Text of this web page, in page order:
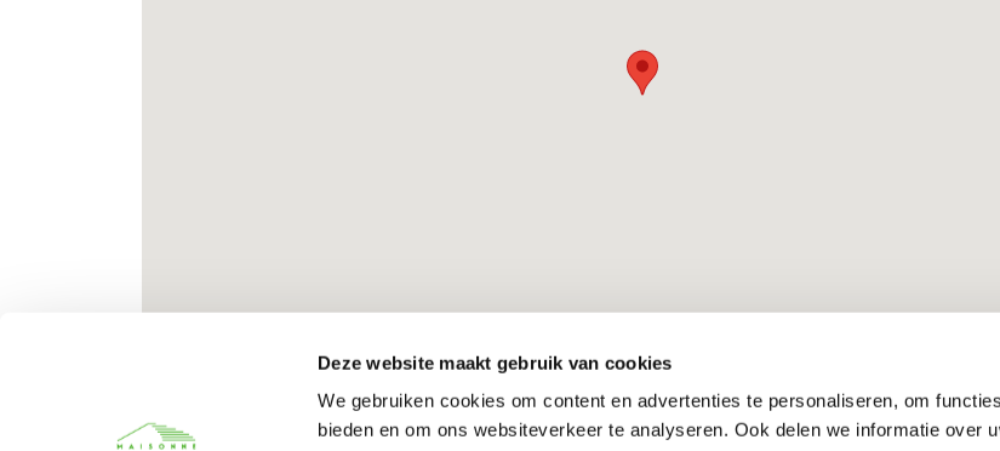
Deze website maakt gebruik van cookies
We gebruiken cookies om content en advertenties te personaliseren, om
bieden en om ons websiteverkeer te analyseren. Ook delen we informatie over
2 beoordelingen